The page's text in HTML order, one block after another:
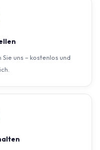
uns – kostenlos und